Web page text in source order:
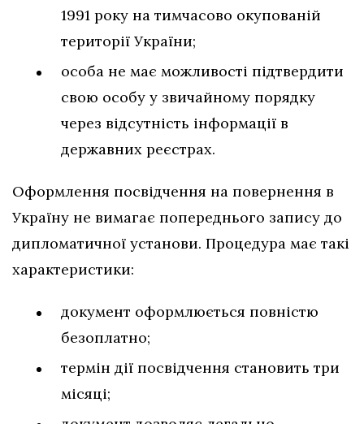
1991 року на тимчасово окупованій
території України;
особа не має можливості підтвердити
свою особу у звичайному порядку
через відсутність інформації в
державних реєстрах.
Оформлення посвідчення на повернення в
Україну не вимагає попереднього запису до
дипломатичної установи. Процедура має такі
характеристики:
документ оформлюється повністю
безоплатно;
термін дії посвідчення становить три
місяці;